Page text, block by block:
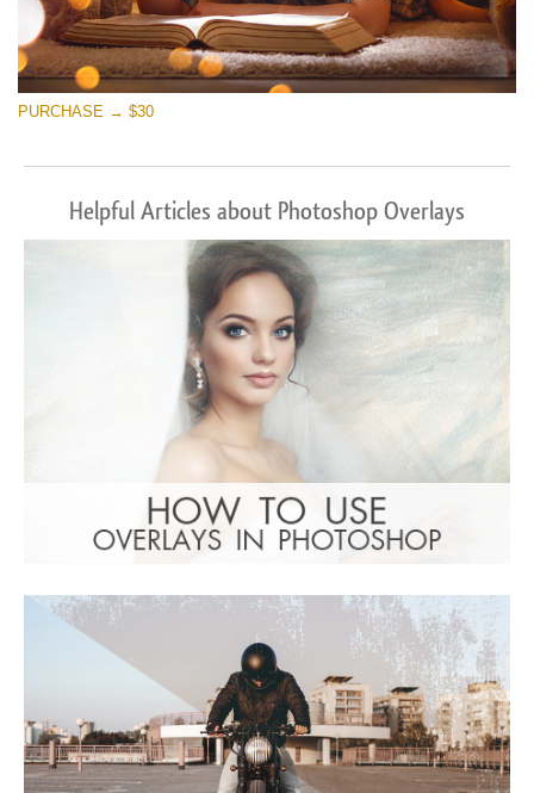
PURCHASE → $30
Helpful Articles about Photoshop Overlays